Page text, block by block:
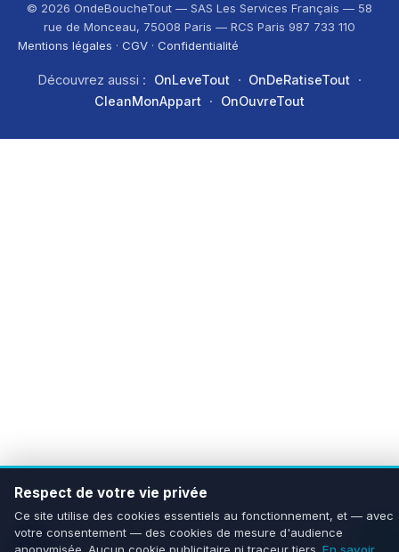
© 2026 OndeBoucheTout — SAS Les Services Français — 58
rue de Monceau, 75008 Paris — RCS Paris 987 733 110
Mentions légales · CGV · Confidentialité
Découvrez aussi : OnLeveTout · OnDeRatiseTout ·
CleanMonAppart · OnOuvreTout
Respect de votre vie privée
Ce site utilise des cookies essentiels au fonctionnement, et — avec
votre consentement — des cookies de mesure d'audience